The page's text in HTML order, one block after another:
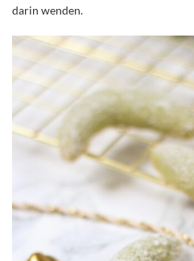
darin wenden.